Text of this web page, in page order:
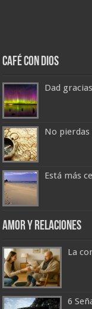
Café con Dios
Dad
No
Está más
Amor y Relaciones
La
6